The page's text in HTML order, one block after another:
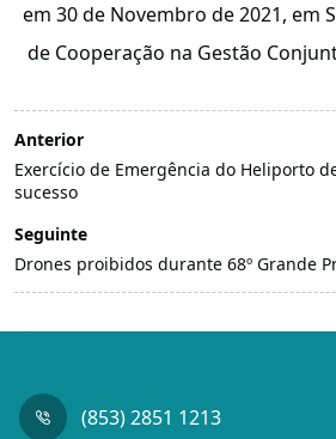
em 30 de Novembro de 2021, em
de Cooperação na Gestão
Anterior
Exercício de Emergência do Heliporto
sucesso
Seguinte
Drones proibidos durante 68º Grande
(853) 2851 1213